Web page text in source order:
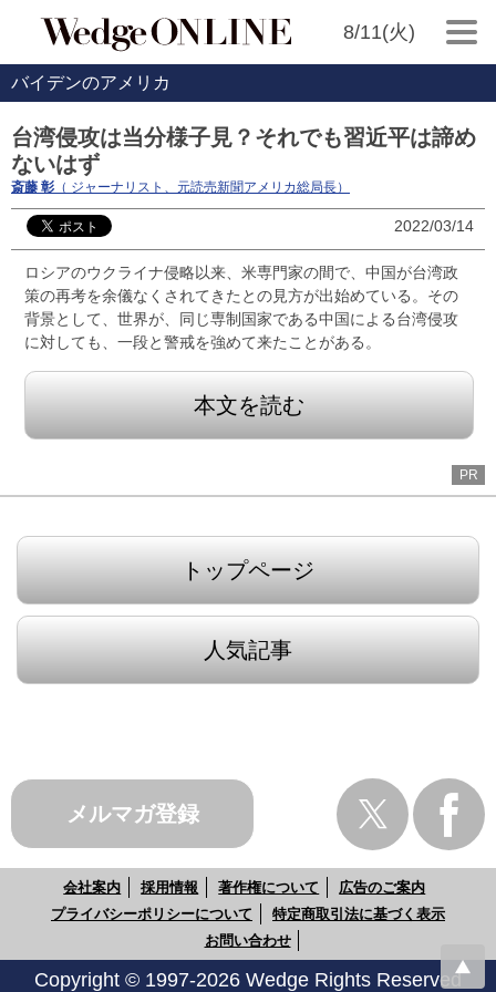
8/11(火)
バイデンのアメリカ
台湾侵攻は当分様子見？それでも習近平は諦め
ないはず
斎藤 彰 （ ジャーナリスト、元読売新聞アメリカ総局長）
2022/03/14
ロシアのウクライナ侵略以来、米専門家の間で、中国が台湾政
策の再考を余儀なくされてきたとの見方が出始めている。その
背景として、世界が、同じ専制国家である中国による台湾侵攻
に対しても、一段と警戒を強めて来たことがある。
本文を読む
PR
トップページ
人気記事
メルマガ登録
会社案内 採用情報 著作権について
広告のご案内
プライバシーポリシーについて
特定商取引法に基づく表示
お問い合わせ
Copyright © 1997-2026 Wedge Rights Reserved